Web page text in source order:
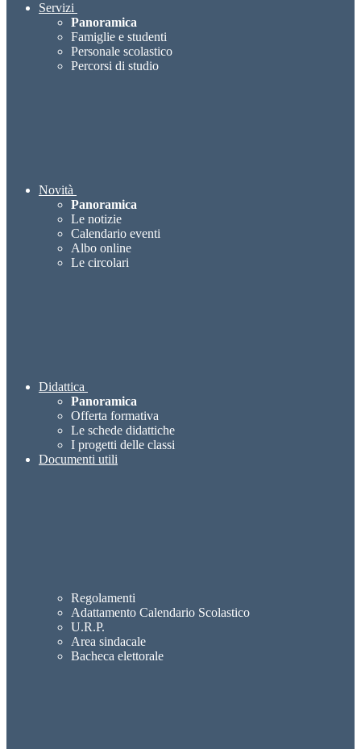
Servizi
Panoramica
Famiglie e studenti
Personale scolastico
Percorsi di studio
Novità
Panoramica
Le notizie
Calendario eventi
Albo online
Le circolari
Didattica
Panoramica
Offerta formativa
Le schede didattiche
I progetti delle classi
Documenti utili
Regolamenti
Adattamento Calendario Scolastico
U.R.P.
Area sindacale
Bacheca elettorale